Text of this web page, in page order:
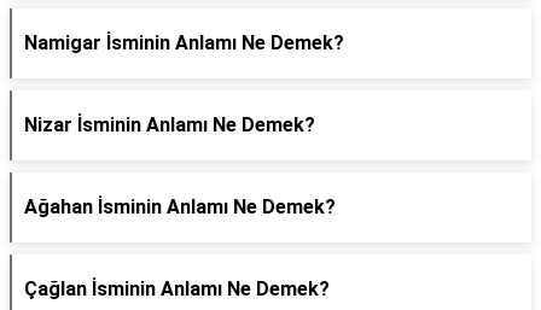
Namigar İsminin Anlamı Ne Demek?
Nizar İsminin Anlamı Ne Demek?
Ağahan İsminin Anlamı Ne Demek?
Çağlan İsminin Anlamı Ne Demek?